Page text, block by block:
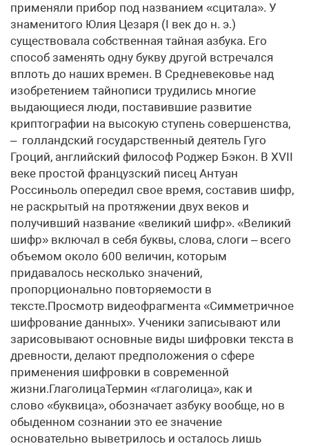
применяли прибор под названием «сцитала». У
знаменитого Юлия Цезаря (I век до н. э.)
существовала собственная тайная азбука. Его
способ заменять одну букву другой встречался
вплоть до наших времен. В Средневековье над
изобретением тайнописи трудились многие
выдающиеся люди, поставившие развитие
криптографии на высокую ступень совершенства,
– голландский государственный деятель Гуго
Гроций, английский философ Роджер Бэкон. В XVII
веке простой французский писец Антуан
Россиньоль опередил свое время, составив шифр,
не раскрытый на протяжении двух веков и
получивший название «великий шифр». «Великий
шифр» включал в себя буквы, слова, слоги – всего
объемом около 600 величин, которым
придавалось несколько значений,
пропорционально повторяемости в
тексте.Просмотр видеофрагмента «Симметричное
шифрование данных». Ученики записывают или
зарисовывают основные виды шифровки текста в
древности, делают предположения о сфере
применения шифровки в современной
жизни.ГлаголицаТермин «глаголица», как и
слово «буквица», обозначает азбуку вообще, но в
обыденном сознании это ее значение
основательно выветрилось и осталось лишь